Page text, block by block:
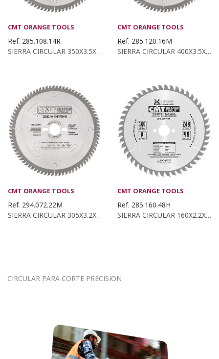
CMT ORANGE TOOLS
Ref. 285.108.14R
SIERRA CIRCULAR 350X3.5X35 Z:108 ATB 10°
CMT ORANGE TOOLS
Ref. 285.120.16M
SIERRA CIRCULAR 400X3.5X30 Z:120 ATB 15°
CMT ORANGE TOOLS
Ref. 294.072.22M
SIERRA CIRCULAR 305X3.2X30 Z:72 ATB -5°
CMT ORANGE TOOLS
Ref. 285.160.48H
SIERRA CIRCULAR 160X2.2X20 Z:48 ATB 15°
CIRCULAR PARA CORTE PRECISION